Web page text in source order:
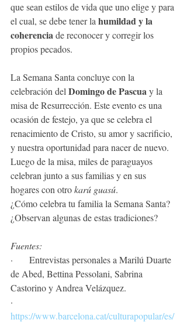
que sean estilos de vida que uno elige y para
el cual, se debe tener la humildad y la
coherencia de reconocer y corregir los
propios pecados.
La Semana Santa concluye con la
celebración del Domingo de Pascua y la
misa de Resurrección. Este evento es una
ocasión de festejo, ya que se celebra el
renacimiento de Cristo, su amor y sacrificio,
y nuestra oportunidad para nacer de nuevo.
Luego de la misa, miles de paraguayos
celebran junto a sus familias y en sus
hogares con otro karú guasú.
¿Cómo celebra tu familia la Semana Santa?
¿Observan algunas de estas tradiciones?
Fuentes:
·       Entrevistas personales a Marilú Duarte
de Abed, Bettina Pessolani, Sabrina
Castorino y Andrea Velázquez.
·
https://www.barcelona.cat/culturapopular/es/